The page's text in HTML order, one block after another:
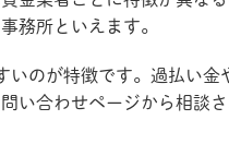
務所といえます。
のが特徴です。過払い金
い合わせページから相談